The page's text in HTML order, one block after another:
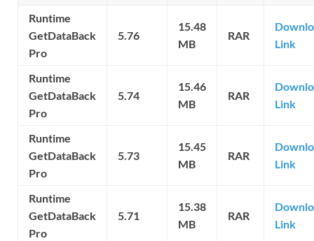
Runtime
GetDataBack
Pro
5.76
15.48
MB
RAR
Link
Runtime
GetDataBack
Pro
5.74
15.46
MB
RAR
Link
Runtime
GetDataBack
Pro
5.73
15.45
MB
RAR
Link
Runtime
GetDataBack
Pro
5.71
15.38
MB
RAR
Link